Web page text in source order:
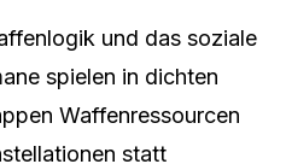
und das soziale
spielen in dichten
Waffenressourcen
statt